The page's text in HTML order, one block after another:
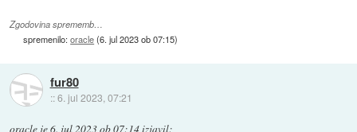
Zgodovina sprememb…
spremenilo:oracle(6. jul 2023 ob 07:15)
fur80
::6. jul 2023, 07:21